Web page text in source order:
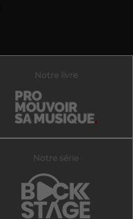
Notre livre
Notre série